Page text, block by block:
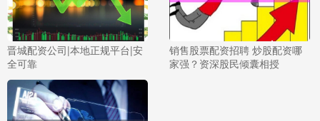
晋城配资公司|本地正规平台|安
全可靠
销售股票配资招聘 炒股配资哪
家强？资深股民倾囊相授